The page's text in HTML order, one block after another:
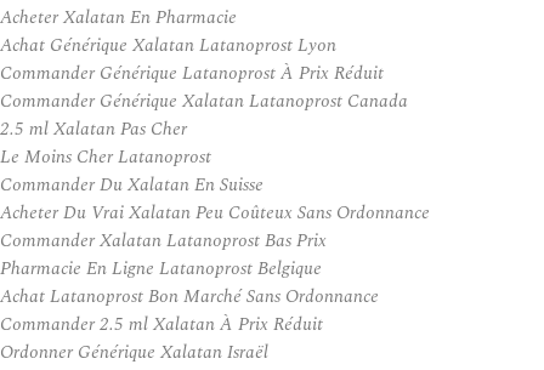
Acheter Xalatan En Pharmacie
Achat Générique Xalatan Latanoprost Lyon
Commander Générique Latanoprost À Prix Réduit
Commander Générique Xalatan Latanoprost Canada
2.5 ml Xalatan Pas Cher
Le Moins Cher Latanoprost
Commander Du Xalatan En Suisse
Acheter Du Vrai Xalatan Peu Coûteux Sans Ordonnance
Commander Xalatan Latanoprost Bas Prix
Pharmacie En Ligne Latanoprost Belgique
Achat Latanoprost Bon Marché Sans Ordonnance
Commander 2.5 ml Xalatan À Prix Réduit
Ordonner Générique Xalatan Israël